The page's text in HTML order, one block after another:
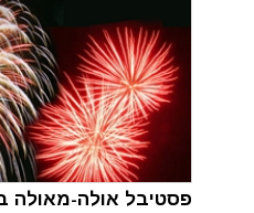
פסטיבל אולה-מאולה